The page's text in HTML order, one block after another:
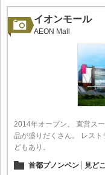
イオンモール
AEON Mall
2014年オープン。 直営ス
品が盛りだくさん。 レス
どもあり。
首都プノンペン 見ど